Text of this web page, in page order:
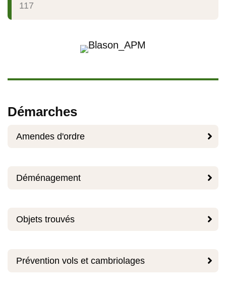
117
Démarches

Amendes d'ordre

Déménagement

Objets trouvés

Prévention vols et cambriolages